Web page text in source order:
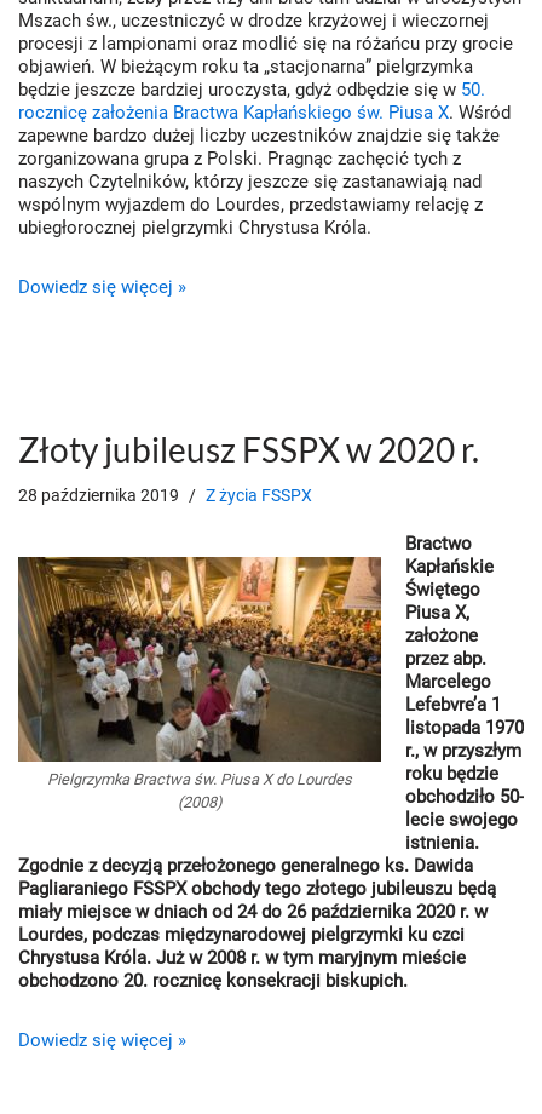
Mszach św., uczestniczyć w drodze krzyżowej i wieczornej
procesji z lampionami oraz modlić się na różańcu przy grocie
objawień. W bieżącym roku ta „stacjonarna” pielgrzymka
będzie jeszcze bardziej uroczysta, gdyż odbędzie się w 50.
rocznicę założenia Bractwa Kapłańskiego św. Piusa X. Wśród
zapewne bardzo dużej liczby uczestników znajdzie się także
zorganizowana grupa z Polski. Pragnąc zachęcić tych z
naszych Czytelników, którzy jeszcze się zastanawiają nad
wspólnym wyjazdem do Lourdes, przedstawiamy relację z
ubiegłorocznej pielgrzymki Chrystusa Króla.
Dowiedz się więcej »
Złoty jubileusz FSSPX w 2020 r.
28 października 2019 Z życia FSSPX
Pielgrzymka Bractwa św. Piusa X do Lourdes
(2008)
Bractwo
Kapłańskie
Świętego
Piusa X,
założone
przez abp.
Marcelego
Lefebvre’a 1
listopada 1970
r., w przyszłym
roku będzie
obchodziło 50-
lecie swojego
istnienia.
Zgodnie z decyzją przełożonego generalnego ks. Dawida
Pagliaraniego FSSPX obchody tego złotego jubileuszu będą
miały miejsce w dniach od 24 do 26 października 2020 r. w
Lourdes, podczas międzynarodowej pielgrzymki ku czci
Chrystusa Króla. Już w 2008 r. w tym maryjnym mieście
obchodzono 20. rocznicę konsekracji biskupich.
Dowiedz się więcej »